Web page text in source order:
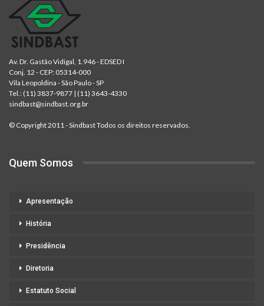
Av. Dr. Gastão Vidigal, 1.946 - EDSED I
Conj. 12 - CEP: 05314-000
Vila Leopoldina - São Paulo - SP
Tel.: (11) 3837-9877 | (11) 3643-4330
sindbast@sindbast.org.br
© Copyright 2011 - Sindbast Todos os direitos reservados.
Quem Somos
Apresentação
História
Presidência
Diretoria
Estatuto Social